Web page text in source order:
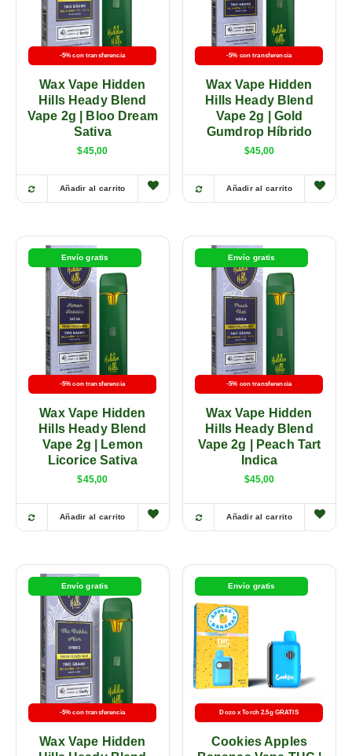
-5% con transferencia
Wax Vape Hidden
Hills Heady Blend
Vape 2g | Bloo Dream
Sativa
$45,00
Añadir al carrito
-5% con transferencia
Wax Vape Hidden
Hills Heady Blend
Vape 2g | Gold
Gumdrop Híbrido
$45,00
Añadir al carrito
Envío gratis
-5% con transferencia
Wax Vape Hidden
Hills Heady Blend
Vape 2g | Lemon
Licorice Sativa
$45,00
Añadir al carrito
Envío gratis
-5% con transferencia
Wax Vape Hidden
Hills Heady Blend
Vape 2g | Peach Tart
Indica
$45,00
Añadir al carrito
Envío gratis
-5% con transferencia
Wax Vape Hidden
Envío gratis
Dozo x Torch 2.5g GRATIS
Cookies Apples